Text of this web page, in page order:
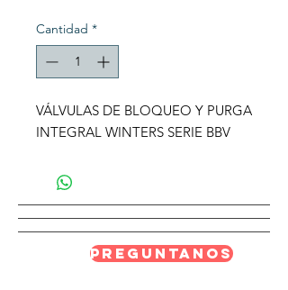
Cantidad *
VÁLVULAS DE BLOQUEO Y PURGA
INTEGRAL WINTERS SERIE BBV
Preguntanos